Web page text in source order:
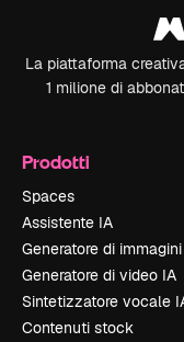
La piattaforma
1 milione di
Prodotti
Spaces
Assistente IA
Generatore di
Generatore di video IA
Sintetizzatore vocale
Contenuti stock